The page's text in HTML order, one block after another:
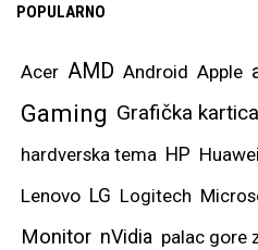
POPULARNO
Acer AMD Android Apple
Gaming Grafička kartica
hardverska tema HP Huawei
Lenovo LG Logitech
Monitor nVidia palac gore